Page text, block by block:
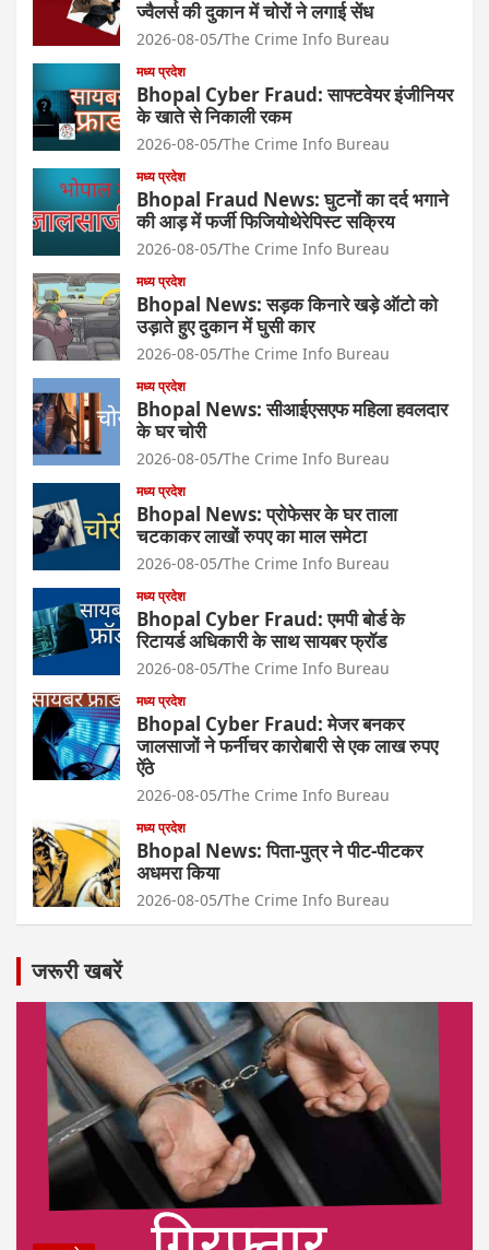
ज्वैलर्स की दुकान में चोरों ने लगाई सेंध
2026-08-05 The Crime Info Bureau
मध्य प्रदेश
Bhopal Cyber Fraud: साफ्टवेयर इंजीनियर
के खाते से निकाली रकम
2026-08-05 The Crime Info Bureau
मध्य प्रदेश
Bhopal Fraud News: घुटनों का दर्द भगाने
की आड़ में फर्जी फिजियोथेरेपिस्ट सक्रिय
2026-08-05 The Crime Info Bureau
मध्य प्रदेश
Bhopal News: सड़क किनारे खड़े ऑटो को
उड़ाते हुए दुकान में घुसी कार
2026-08-05 The Crime Info Bureau
मध्य प्रदेश
Bhopal News: सीआईएसएफ महिला हवलदार
के घर चोरी
2026-08-05 The Crime Info Bureau
मध्य प्रदेश
Bhopal News: प्रोफेसर के घर ताला
चटकाकर लाखों रुपए का माल समेटा
2026-08-05 The Crime Info Bureau
मध्य प्रदेश
Bhopal Cyber Fraud: एमपी बोर्ड के
रिटायर्ड अधिकारी के साथ सायबर फ्रॉड
2026-08-05 The Crime Info Bureau
मध्य प्रदेश
Bhopal Cyber Fraud: मेजर बनकर
जालसाजों ने फर्नीचर कारोबारी से एक लाख रुपए
ऐंठे
2026-08-05 The Crime Info Bureau
मध्य प्रदेश
Bhopal News: पिता-पुत्र ने पीट-पीटकर
अधमरा किया
2026-08-05 The Crime Info Bureau
जरूरी खबरें